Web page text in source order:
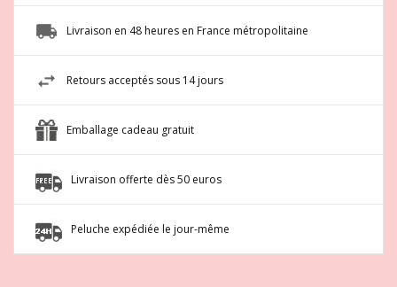
Livraison en 48 heures en France métropolitaine
Retours acceptés sous 14 jours
Emballage cadeau gratuit
Livraison offerte dès 50 euros
Peluche expédiée le jour-même